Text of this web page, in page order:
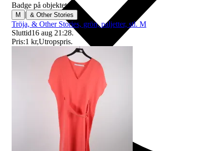
Ersättning om du inte får din vara
Badge på objektet:Ny
M | & Other Stories
Tröja, & Other Stories, grön, paljetter, stl. M
Sluttid16 aug 21:28.
Pris:1 kr,Utropspris.